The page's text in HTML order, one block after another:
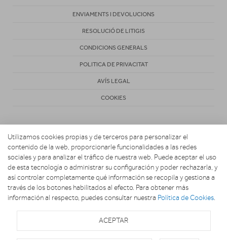
ENVIAMENTS I DEVOLUCIONS
RESOLUCIÓ DE LITIGIS
CONDICIONS GENERALS
POLITICA DE PRIVACITAT
AVÍS LEGAL
COOKIES
Copyright 2026. TELEVIDEO CLAVÉ
Utilizamos cookies propias y de terceros para personalizar el
contenido de la web, proporcionarle funcionalidades a las redes
sociales y para analizar el tráfico de nuestra web. Puede aceptar el uso
de esta tecnología o administrar su configuración y poder rechazarla, y
así controlar completamente qué información se recopila y gestiona a
través de los botones habilitados al efecto. Para obtener más
información al respecto, puedes consultar nuestra Política de Cookies.
ACEPTAR